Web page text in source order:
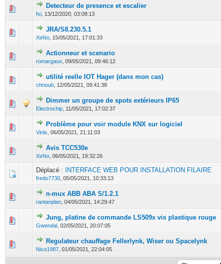
Detecteur de presence et escalier
fxi 13/12/2020, 03:08:13
0 Votes - 0 sur 5 en moyenne
12345
JRA/S8.230.5.1
XeNo 15/05/2021, 17:01:33
0 Votes - 0 sur 5 en moyenne
Actionneur et scenario
romargaux 09/05/2021, 09:46:12
0 Votes - 0 sur 5 en moyenne
12 34
utilité reelle IOT Hager (dans mon cas)
chnoub 12/05/2021, 09:41:38
0 Votes - 0 sur 5 en moyenne
12345
Dimmer un groupe de spots extérieurs IP65
Electrochip 11/05/2021, 17:02:37
0 Votes - 0 sur 5 en moyenne
1 23 45
Problème pour voir module KNX sur logiciel
Viriis 06/05/2021, 21:11:03
0 Votes - 0 sur 5 en moyenne
1 2345
Avis TCC530e
XeNo 06/05/2021, 19:32:26
0 Votes - 0 sur 5 en moyenne
Déplacé : INTERFACE WEB POUR INSTALLATION FILAIRE
fredo7730 05/05/2021, 10:33:13
n-mux ABB ABA S/1.2.1
rantanplan 04/05/2021, 14:29:47
0 Votes - 0 sur 5 en moyenne
12345
Jung, platine de commande LS509x vis plastique rouge
Gwendal 02/05/2021, 20:07:05
0 Votes - 0 sur 5 en moyenne
12345
Regulateur chauffage Fellerlynk, Wiser ou Spacelynk
Nico1987 01/05/2021, 22:04:05
0 Votes - 0 sur 5 en moyenne
12345